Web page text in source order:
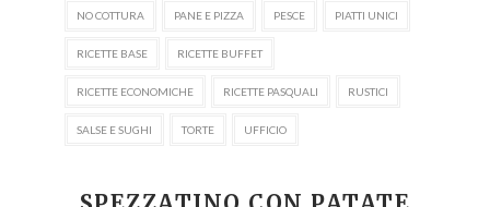
NO COTTURA PANE E PIZZA PESCE PIATTI UNICI
RICETTE BASE RICETTE BUFFET
RICETTE ECONOMICHE RICETTE PASQUALI RUSTICI
SALSE E SUGHI TORTE UFFICIO